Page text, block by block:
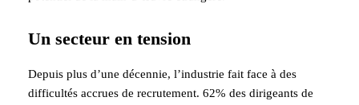
Un secteur en tension
Depuis plus d’une décennie, l’industrie fait face à des
difficultés accrues de recrutement. 62% des dirigeants de